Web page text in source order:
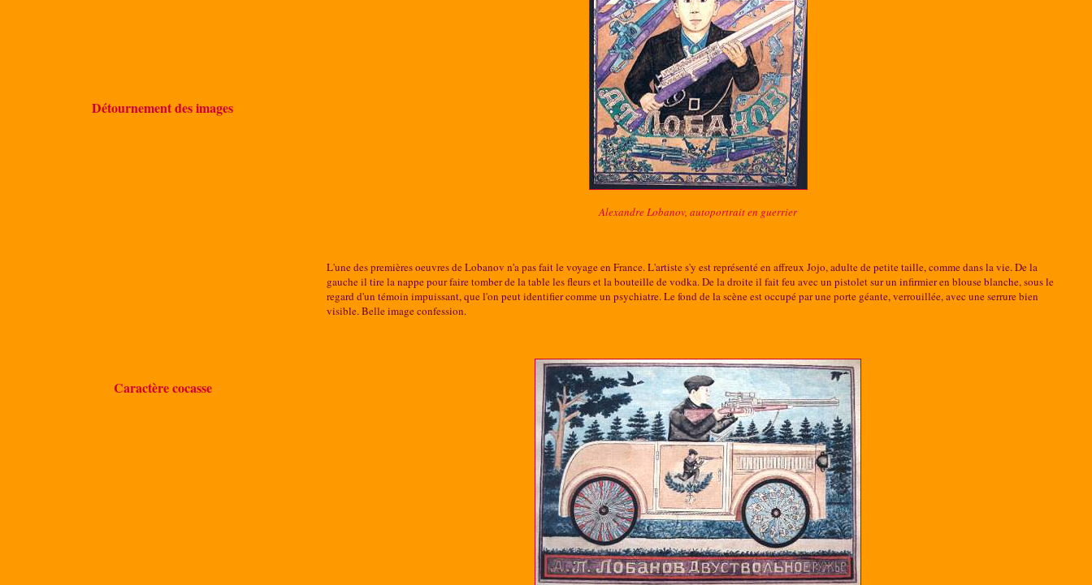
Détournement des images
Caractère cocasse
Alexandre Lobanov, autoportrait en guerrier
L'une des premières oeuvres de Lobanov n'a pas fait le voyage en France. L'artiste s'y est représenté en affreux Jojo, adulte de petite taille, comme dans la vie. De la
gauche il tire la nappe pour faire tomber de la table les fleurs et la bouteille de vodka. De la droite il fait feu avec un pistolet sur un infirmier en blouse blanche, sous le
regard d'un témoin impuissant, que l'on peut identifier comme un psychiatre. Le fond de la scène est occupé par une porte géante, verrouillée, avec une serrure bien
visible. Belle image confession.